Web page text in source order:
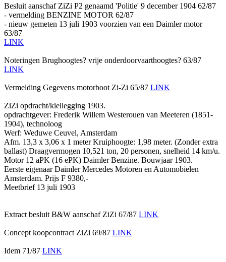
Besluit aanschaf ZiZi P2 genaamd 'Politie' 9 december 1904 62/87
- vermelding BENZINE MOTOR 62/87
- nieuw gemeten 13 juli 1903 voorzien van een Daimler motor
63/87
LINK
Noteringen Brughoogtes? vrije onderdoorvaarthoogtes? 63/87
LINK
Vermelding Gegevens motorboot Zi-Zi 65/87 LINK
ZiZi opdracht/kiellegging 1903.
opdrachtgever: Frederik Willem Westerouen van Meeteren (1851-
1904), technoloog
Werf: Weduwe Ceuvel, Amsterdam
Afm. 13,3 x 3,06 x 1 meter Kruiphoogte: 1,98 meter. (Zonder extra
ballast) Draagvermogen 10,521 ton, 20 personen, snelheid 14 km/u.
Motor 12 aPK (16 ePK) Daimler Benzine. Bouwjaar 1903.
Eerste eigenaar Daimler Mercedes Motoren en Automobielen
Amsterdam. Prijs F 9380,-
Meetbrief 13 juli 1903
Extract besluit B&W aanschaf ZiZi 67/87 LINK
Concept koopcontract ZiZi 69/87 LINK
Idem 71/87 LINK